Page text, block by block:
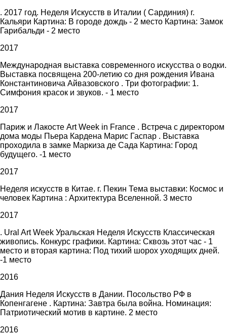
. 2017 год. Неделя Искусств в Италии ( Сардиния) г.
Кальяри Картина: В городе дождь - 2 место Картина: Замок
Гарибальди - 2 место
2017
Международная выставка современного искусства о водки.
Выставка посвящена 200-летию со дня рождения Ивана
Константиновича Айвазовского . Три фотографии: 1.
Симфония красок и звуков. - 1 место
2017
Париж и Лакосте Art Week in France . Встреча с директором
дома моды Пьера Кардена Марис Гаспар . Выставка
проходила в замке Маркиза де Сада Картина: Город
будущего. -1 место
2017
Неделя искусств в Китае. г. Пекин Тема выставки: Космос и
человек Картина : Архитектура Вселенной. 3 место
2017
. Ural Art Week Уральская Неделя Искусств Классическая
живопись. Конкурс графики. Картина: Сквозь этот час - 1
место и вторая картина: Под тихий шорох уходящих дней.
-1 место
2016
Дания Неделя Искусств в Дании. Посольство РФ в
Копенгагене . Картина: Завтра была война. Номинация:
Патриотический мотив в картине. 2 место
2016